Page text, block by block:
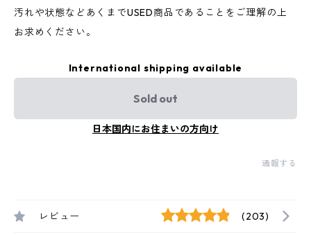
汚れや状態などあくまでUSED商品であることをご理解の上
お求めください。
International shipping available
Sold out
日本国内にお住まいの方向け
通報する
レビュー (203)